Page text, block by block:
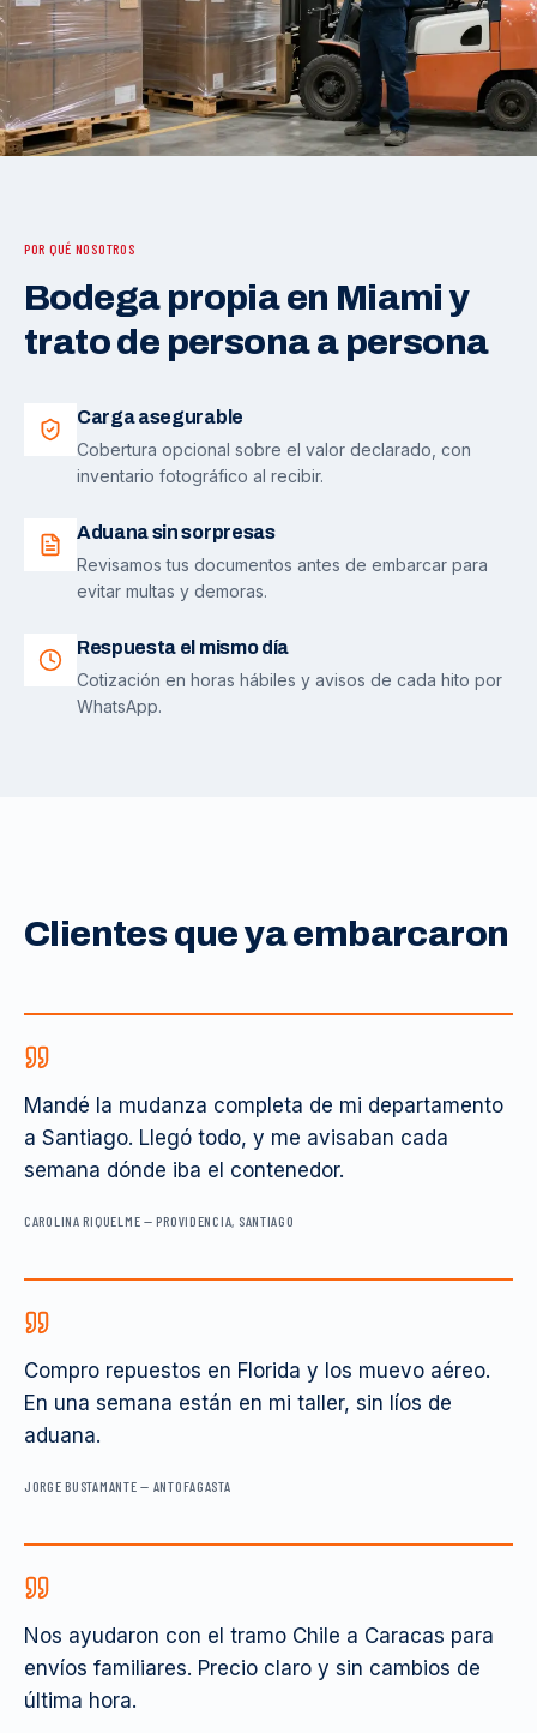
POR QUÉ NOSOTROS
Bodega propia en Miami y
trato de persona a persona
Carga asegurable
Cobertura opcional sobre el valor declarado, con
inventario fotográfico al recibir.
Aduana sin sorpresas
Revisamos tus documentos antes de embarcar para
evitar multas y demoras.
Respuesta el mismo día
Cotización en horas hábiles y avisos de cada hito por
WhatsApp.
Clientes que ya embarcaron
Mandé la mudanza completa de mi departamento
a Santiago. Llegó todo, y me avisaban cada
semana dónde iba el contenedor.
CAROLINA RIQUELME —PROVIDENCIA, SANTIAGO
Compro repuestos en Florida y los muevo aéreo.
En una semana están en mi taller, sin líos de
aduana.
JORGE BUSTAMANTE — ANTOFAGASTA
Nos ayudaron con el tramo Chile a Caracas para
envíos familiares. Precio claro y sin cambios de
última hora.